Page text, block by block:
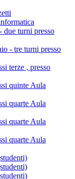
due turni presso
- tre turni presso
terze , presso
quinte Aula
quarte Aula
quarte Aula
quarte Aula